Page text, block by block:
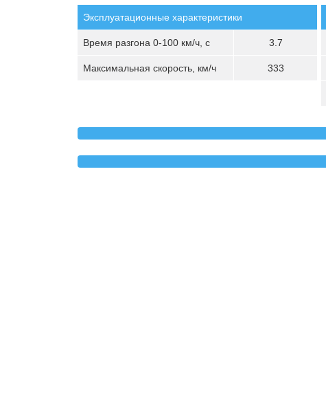
Эксплуатационные характеристики
Время разгона 0-100 км/ч, с 3.7
Максимальная скорость, км/ч 333